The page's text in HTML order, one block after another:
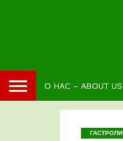
О НАС – ABOUT US
ГАСТРОЛИ